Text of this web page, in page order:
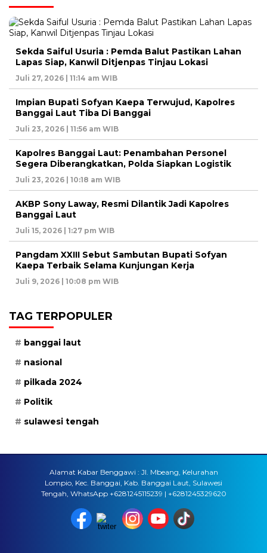
Sekda Saiful Usuria : Pemda Balut Pastikan Lahan
Lapas Siap, Kanwil Ditjenpas Tinjau Lokasi
Juli 27, 2026 | 11:14 am WIB
Impian Bupati Sofyan Kaepa Terwujud, Kapolres
Banggai Laut Tiba Di Banggai
Juli 23, 2026 | 11:56 am WIB
Kapolres Banggai Laut: Penambahan Personel
Segera Diberangkatkan, Polda Siapkan Logistik
Juli 23, 2026 | 10:18 am WIB
AKBP Sony Laway, Resmi Dilantik Jadi Kapolres
Banggai Laut
Juli 15, 2026 | 1:27 pm WIB
Pangdam XXIII Sebut Sambutan Bupati Sofyan
Kaepa Terbaik Selama Kunjungan Kerja
Juli 9, 2026 | 10:08 pm WIB
TAG TERPOPULER
banggai laut
nasional
pilkada 2024
Politik
sulawesi tengah
Alamat Kabar Benggawi : Jl. Mbeang, Kelurahan
Lompio, Kec. Banggai, Kab. Banggai Laut, Sulawesi
Tengah, WhatsApp +6281245115239 | +6281245329620